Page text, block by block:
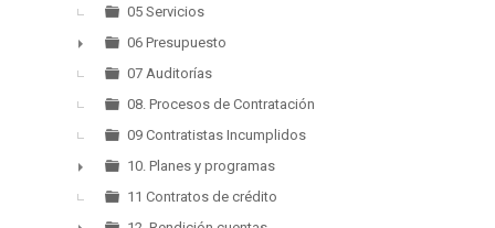
05 Servicios
►
06 Presupuesto
07 Auditorías
08. Procesos de Contratación
09 Contratistas Incumplidos
►
10. Planes y programas
11 Contratos de crédito